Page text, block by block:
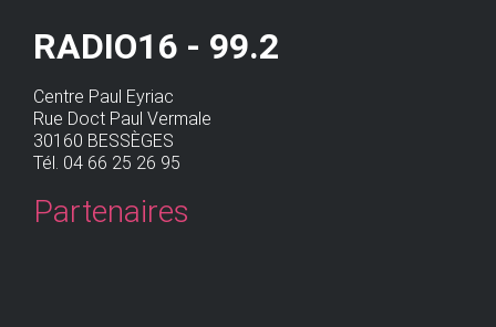
RADIO16 - 99.2
Centre Paul Eyriac
Rue Doct Paul Vermale
30160 BESSÈGES
Tél. 04 66 25 26 95
Partenaires